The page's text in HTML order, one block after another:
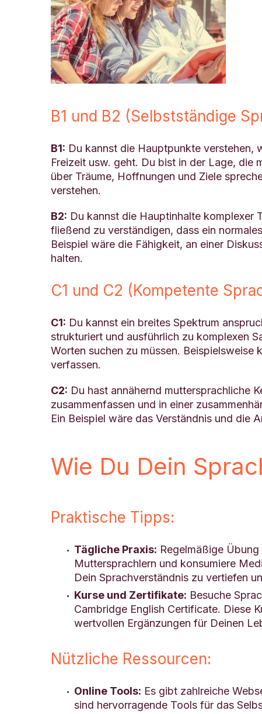
B1 und B2 (Selbstständige
B1: Du kannst die Hauptpunkte verstehen,
Freizeit usw. geht. Du bist in der Lage, die
über Träume, Hoffnungen und Ziele
verstehen.
B2: Du kannst die Hauptinhalte komplexer
fließend zu verständigen, dass ein
Beispiel wäre die Fähigkeit, an einer
halten.
C1 und C2 (Kompetente
C1: Du kannst ein breites Spektrum
strukturiert und ausführlich zu komplexen
Worten suchen zu müssen.
verfassen.
C2: Du hast annähernd muttersprachliche
zusammenfassen und in einer
Ein Beispiel wäre das Verständnis und die
Wie Du Dein
Praktische Tipps:
Tägliche Praxis: Regelmäßige
Muttersprachlern und konsumiere
Dein Sprachverständnis zu vertiefen
Kurse und Zertifikate: Besuche
Cambridge English Certificate. Diese
wertvollen Ergänzungen für Deinen
Nützliche Ressourcen:
Online Tools: Es gibt zahlreiche
sind hervorragende Tools für das